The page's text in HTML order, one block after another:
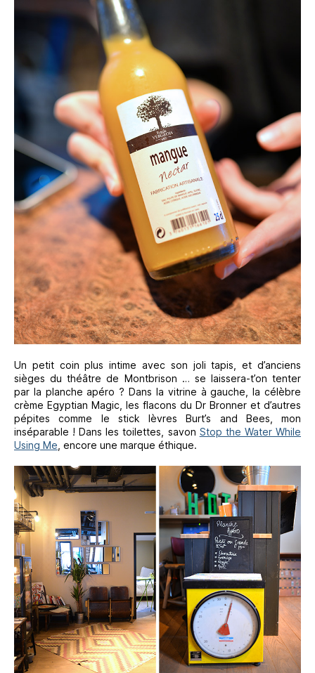
Un petit coin plus intime avec son joli tapis, et d’anciens
sièges du théâtre de Montbrison … se laissera-t’on tenter
par la planche apéro ? Dans la vitrine à gauche, la célèbre
crème Egyptian Magic, les flacons du Dr Bronner et d’autres
pépites comme le stick lèvres Burt’s and Bees, mon
inséparable ! Dans les toilettes, savon Stop the Water While
Using Me , encore une marque éthique.